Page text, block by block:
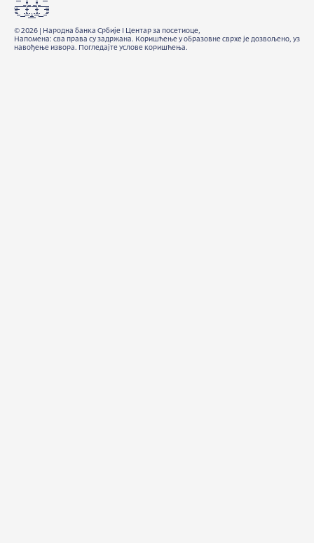
© 2026
Народна банка Србије I Центар за посетиоце,
Напомена: сва права су задржана. Коришћење у образовне сврхе је дозвољено, уз
навођење извора. Погледајте услове коришћења.